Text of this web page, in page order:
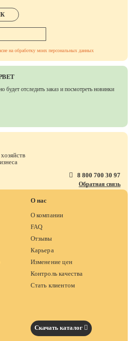
8 800 700 30 97
Обратная связь
О нас
О компании
FAQ
Отзывы
Карьера
Изменение цен
Контроль качества
Стать клиентом
Скачать каталог
на обработку моих персональных данных
будет отследить заказ и посмотреть новинки